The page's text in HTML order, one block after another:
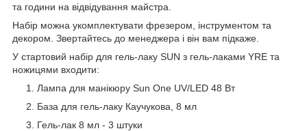
та години на відвідування майстра.
Набір можна укомплектувати фрезером, інструментом та
декором. Звертайтесь до менеджера і він вам підкаже.
У стартовий набір для гель-лаку SUN з гель-лаками YRE та
ножицями входити:
Лампа для манікюру Sun One UV/LED 48 Вт
База для гель-лаку Каучукова, 8 мл
Гель-лак 8 мл - 3 штуки